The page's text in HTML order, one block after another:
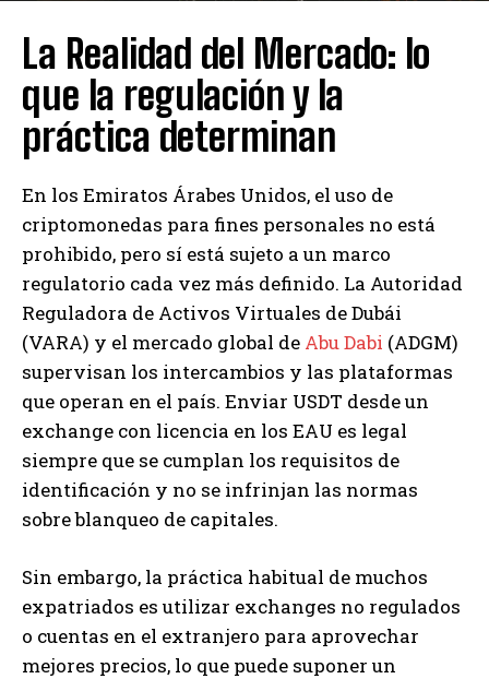
La Realidad del Mercado: lo
que la regulación y la
práctica determinan
En los Emiratos Árabes Unidos, el uso de
criptomonedas para fines personales no está
prohibido, pero sí está sujeto a un marco
regulatorio cada vez más definido. La Autoridad
Reguladora de Activos Virtuales de Dubái
(VARA) y el mercado global de Abu Dabi (ADGM)
supervisan los intercambios y las plataformas
que operan en el país. Enviar USDT desde un
exchange con licencia en los EAU es legal
siempre que se cumplan los requisitos de
identificación y no se infrinjan las normas
sobre blanqueo de capitales.
Sin embargo, la práctica habitual de muchos
expatriados es utilizar exchanges no regulados
o cuentas en el extranjero para aprovechar
mejores precios, lo que puede suponer un